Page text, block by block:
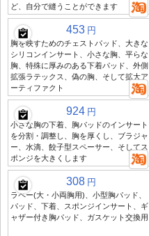
ど、自分で縫うことができます
453 円
胸を映すためのチェストパッド、大きな
シリコンインサート、小さな胸、平らな
胸、特殊に厚みのある下着パッド、外側
拡張ラテックス、偽の胸、そして拡大ア
ーティファクト
924 円
小さな胸の下着、胸パッドのインサート
を分割・調整し、胸を厚くし、ブラジャ
ー、水滴、餃子型スペーサー、そしてス
ポンジを大きくします
308 円
ラペー(大・小両胸用)、小型胸パッド、
パッド、下着、スポンジインサート、ギ
ャザー付き胸パッド、ガスケット交換用